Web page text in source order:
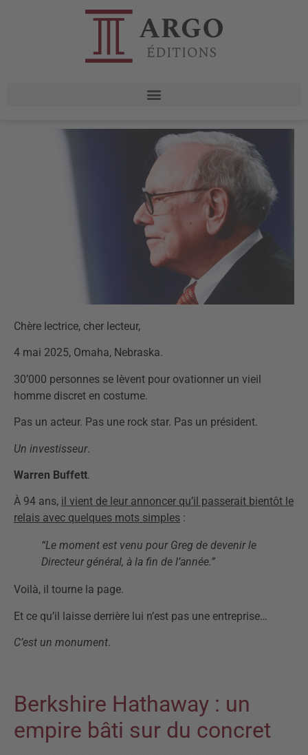
“Le moment est venu”
Chère lectrice, cher lecteur,
4 mai 2025, Omaha, Nebraska.
30’000 personnes se lèvent pour ovationner un vieil
homme discret en costume.
Pas un acteur. Pas une rock star. Pas un président.
Un investisseur.
Warren Buffett.
À 94 ans, il vient de leur annoncer qu’il passerait bientôt le
relais avec quelques mots simples :
“Le moment est venu pour Greg de devenir le
Directeur général, à la fin de l’année.”
Voilà, il tourne la page.
Et ce qu’il laisse derrière lui n’est pas une entreprise…
C’est un monument.
Berkshire Hathaway : un
empire bâti sur du concret